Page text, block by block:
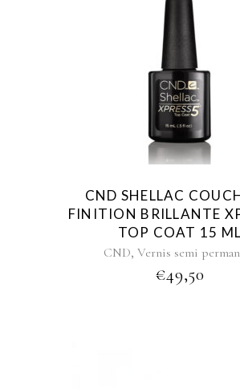
CND SHELLAC
FINITION BRILLANTE
TOP COAT 15 ML
CND, Vernis semi
€49,50